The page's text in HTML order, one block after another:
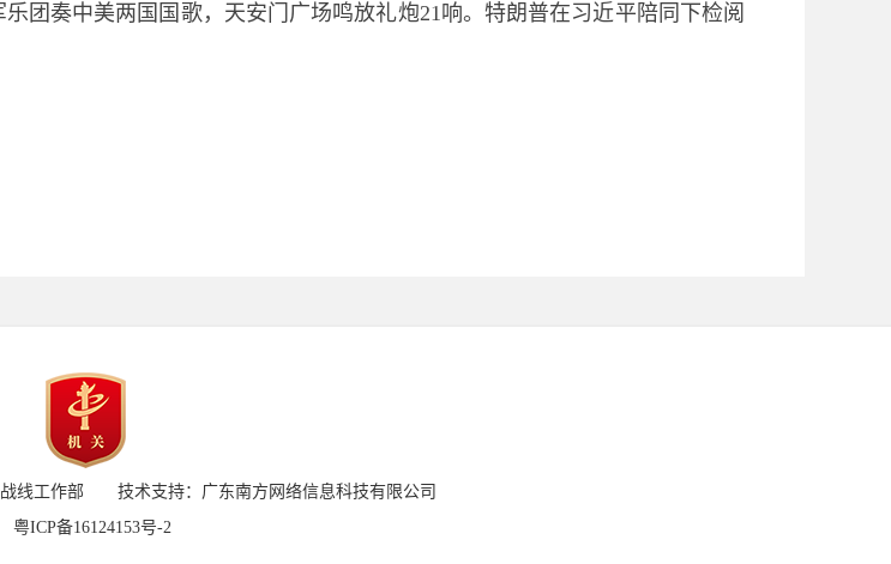
团奏中美两国国歌，天安门广场鸣放礼炮21响。特朗普在习近平陪同下检阅
战线工作部 技术支持：广东南方网络信息科技有限公司
粤ICP备16124153号-2